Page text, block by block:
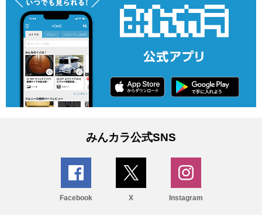
みんカラ公式SNS
Facebook X Instagram